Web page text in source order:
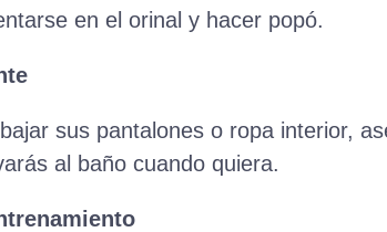
en el orinal y hacer popó.
sus pantalones o ropa interior,
al baño cuando quiera.